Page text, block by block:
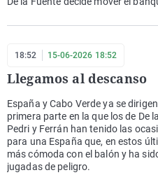
18:52 15-06-2026 18:52
Llegamos al descanso
España y Cabo Verde ya se
primera parte en la que los de De
Pedri y Ferrán han tenido las
para una España que, en estos
más cómoda con el balón y ha
jugadas de peligro.